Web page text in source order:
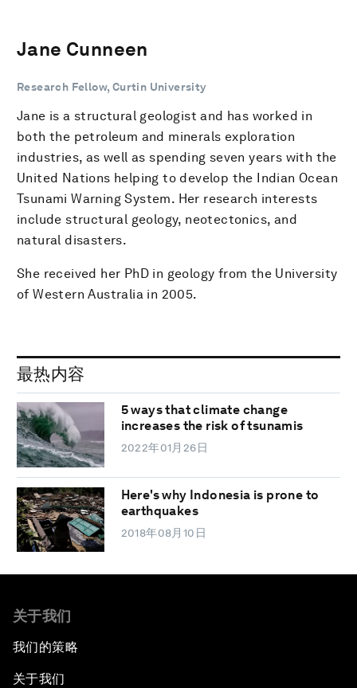
Jane Cunneen
Research Fellow, Curtin University
Jane is a structural geologist and has worked in
both the petroleum and minerals exploration
industries, as well as spending seven years with the
United Nations helping to develop the Indian Ocean
Tsunami Warning System. Her research interests
include structural geology, neotectonics, and
natural disasters.
She received her PhD in geology from the University
of Western Australia in 2005.
最热内容
5 ways that climate change
increases the risk of tsunamis
2022年01月26日
Here's why Indonesia is prone to
earthquakes
2018年08月10日
关于我们
我们的策略
关于我们